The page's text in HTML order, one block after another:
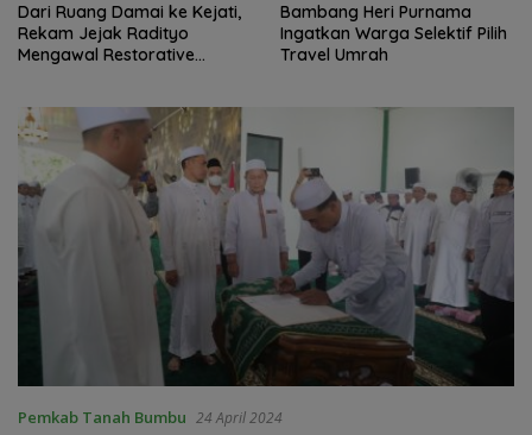
Dari Ruang Damai ke Kejati,
Rekam Jejak Radityo
Mengawal Restorative
Bambang Heri Purnama
Ingatkan Warga Selektif Pilih
Travel Umrah
Pemkab Tanah Bumbu 24 April 2024